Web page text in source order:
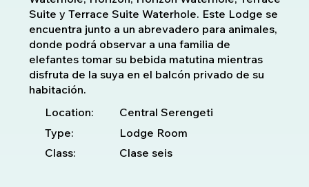
Suite y Terrace Suite Waterhole. Este Lodge se
encuentra junto a un abrevadero para animales,
donde podrá observar a una familia de
elefantes tomar su bebida matutina mientras
disfruta de la suya en el balcón privado de su
habitación.
Location:
Central Serengeti
Type:
Lodge Room
Class:
Clase seis